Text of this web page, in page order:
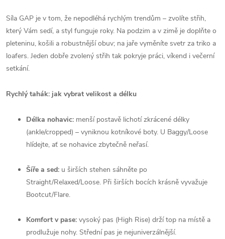
Síla GAP je v tom, že nepodléhá rychlým trendům – zvolíte střih,
který Vám sedí, a styl funguje roky. Na podzim a v zimě je doplňte o
pleteninu, košili a robustnější obuv; na jaře vyměníte svetr za triko a
loafers. Jeden dobře zvolený střih tak pokryje práci, víkend i večerní
setkání.
Rychlý tahák: jak vybrat velikost a délku
Délka nohavic: menší postavě lichotí zkrácené délky
(ankle/cropped) – vyniknou kotníkové boty. U Baggy/Loose
hlídejte, ať se nohavice zbytečně neřasí.
Šíře a sed: u širších stehen sáhněte po
Straight/Relaxed/Loose. Při širších bocích krásně vyvažuje
Bootcut/Flare.
Komfort v pase: vysoký pas (High Rise) drží top na místě a
prodlužuje nohy. Střední pas je nejuniverzálnější.